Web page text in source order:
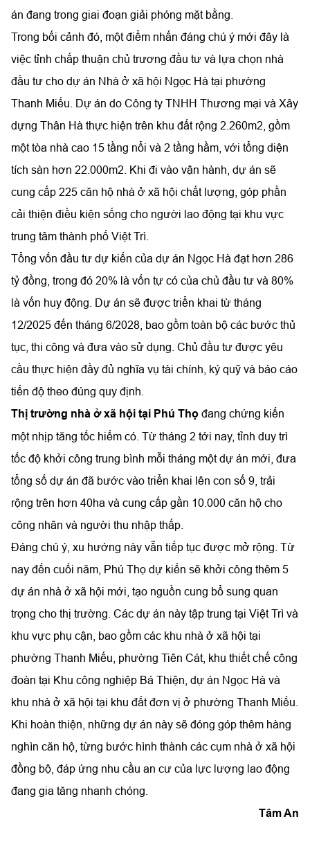
án đang trong giai đoạn giải phóng mặt bằng.
Trong bối cảnh đó, một điểm nhấn đáng chú ý mới đây là
việc tỉnh chấp thuận chủ trương đầu tư và lựa chọn nhà
đầu tư cho dự án Nhà ở xã hội Ngọc Hà tại phường
Thanh Miếu. Dự án do Công ty TNHH Thương mại và Xây
dựng Thân Hà thực hiện trên khu đất rộng 2.260m2, gồm
một tòa nhà cao 15 tầng nổi và 2 tầng hầm, với tổng diện
tích sàn hơn 22.000m2. Khi đi vào vận hành, dự án sẽ
cung cấp 225 căn hộ nhà ở xã hội chất lượng, góp phần
cải thiện điều kiện sống cho người lao động tại khu vực
trung tâm thành phố Việt Trì.
Tổng vốn đầu tư dự kiến của dự án Ngọc Hà đạt hơn 286
tỷ đồng, trong đó 20% là vốn tự có của chủ đầu tư và 80%
là vốn huy động. Dự án sẽ được triển khai từ tháng
12/2025 đến tháng 6/2028, bao gồm toàn bộ các bước thủ
tục, thi công và đưa vào sử dụng. Chủ đầu tư được yêu
cầu thực hiện đầy đủ nghĩa vụ tài chính, ký quỹ và báo cáo
tiến độ theo đúng quy định.
Thị trường nhà ở xã hội tại Phú Thọ đang chứng kiến
một nhịp tăng tốc hiếm có. Từ tháng 2 tới nay, tỉnh duy trì
tốc độ khởi công trung bình mỗi tháng một dự án mới, đưa
tổng số dự án đã bước vào triển khai lên con số 9, trải
rộng trên hơn 40ha và cung cấp gần 10.000 căn hộ cho
công nhân và người thu nhập thấp.
Đáng chú ý, xu hướng này vẫn tiếp tục được mở rộng. Từ
nay đến cuối năm, Phú Thọ dự kiến sẽ khởi công thêm 5
dự án nhà ở xã hội mới, tạo nguồn cung bổ sung quan
trọng cho thị trường. Các dự án này tập trung tại Việt Trì và
khu vực phụ cận, bao gồm các khu nhà ở xã hội tại
phường Thanh Miếu, phường Tiên Cát, khu thiết chế công
đoàn tại Khu công nghiệp Bá Thiện, dự án Ngọc Hà và
khu nhà ở xã hội tại khu đất đơn vị ở phường Thanh Miếu.
Khi hoàn thiện, những dự án này sẽ đóng góp thêm hàng
nghìn căn hộ, từng bước hình thành các cụm nhà ở xã hội
đồng bộ, đáp ứng nhu cầu an cư của lực lượng lao động
đang gia tăng nhanh chóng.
Tâm An